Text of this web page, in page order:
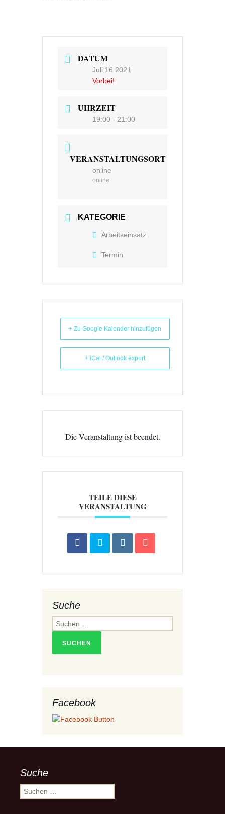
DATUM
Juli 16 2021
Vorbei!
UHRZEIT
19:00 - 21:00
VERANSTALTUNGSORT
online
online
KATEGORIE
Arbeitseinsatz
Termin
+ Zu Google Kalender hinzufügen
+ iCal / Outlook export
Die Veranstaltung ist beendet.
TEILE DIESE
VERANSTALTUNG
Suche
Suchen
nach:
Facebook
Suche
Suchen
nach: